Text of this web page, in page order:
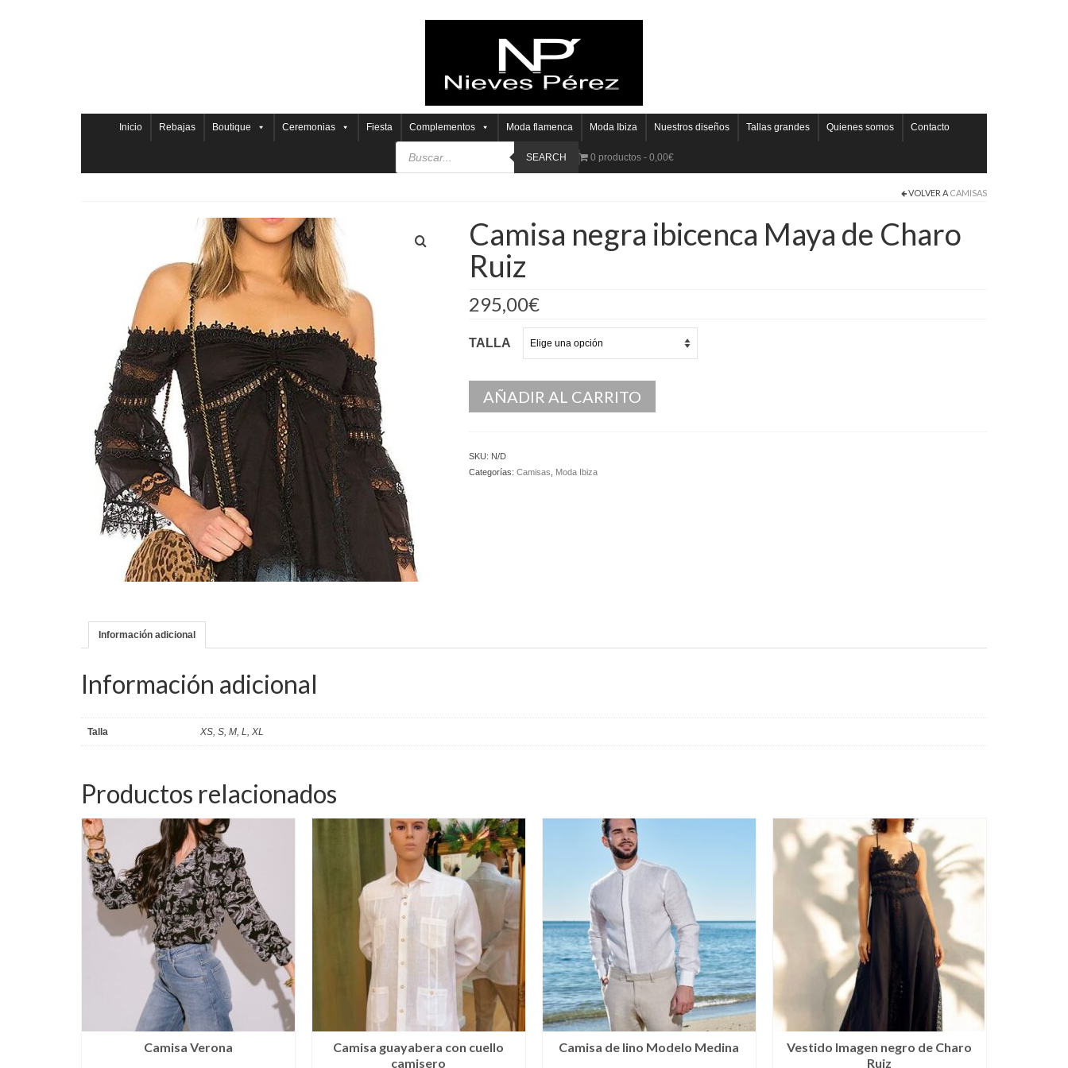
Inicio Rebajas Boutique Ceremonias Fiesta Complementos Moda flamenca Moda Ibiza Nuestros diseños Tallas grandes Quienes somos Contacto
SEARCH 0 productos 0,00€
VOLVER A CAMISAS
Camisa negra ibicenca Maya de Charo
Ruiz
295,00€
TALLA
AÑADIR AL CARRITO
SKU: N/D
Categorías: Camisas Moda Ibiza
Información adicional
Información adicional
Talla XS, S, M, L, XL
Productos relacionados
Camisa Verona
Camisa guayabera con cuello
camisero
Camisa de lino Modelo Medina
Vestido Imagen negro de Charo
Ruiz